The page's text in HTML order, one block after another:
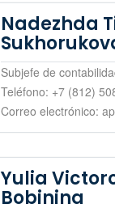
Nadezhda
Subjefe de
Teléfono: +7 (812)
Correo electrónico:
Yulia
Bobinina